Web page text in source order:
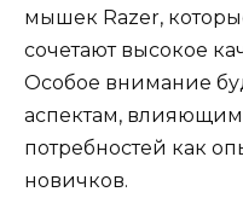
мышек Razer,
сочетают высокое
Особое внимание
аспектам,
потребностей как
новичков.